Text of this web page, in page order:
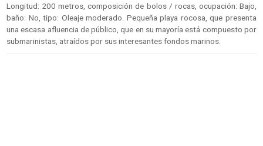
Longitud: 200 metros, composición de bolos / rocas, ocupación: Bajo,
baño: No, tipo: Oleaje moderado. Pequeña playa rocosa, que presenta
una escasa afluencia de público, que en su mayoría está compuesto por
submarinistas, atraídos por sus interesantes fondos marinos.